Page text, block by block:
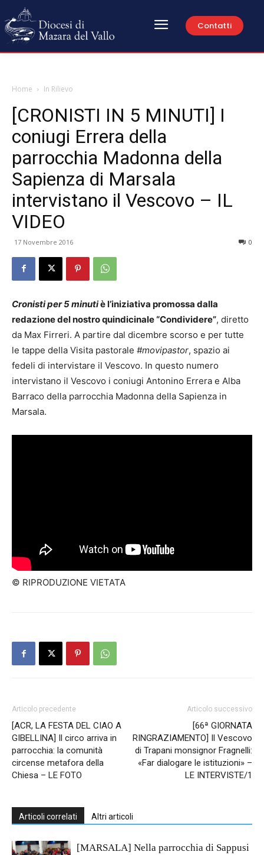
Contatti
Home In Rilievo
[CRONISTI IN 5 MINUTI] I
coniugi Errera della
parrocchia Madonna della
Sapienza di Marsala
intervistano il Vescovo – IL
VIDEO
17 Novembre 2016 0
Cronisti per 5 minutiè l’iniziativa promossa dalla
redazione del nostro quindicinale “Condividere”, diretto
da Max Firreri. A partire dal dicembre scorso e per tutte
le tappe della Visita pastorale #movipastor, spazio ai
fedeli di intervistare il Vescovo. In questo numero
intervistano il Vescovo i coniugi Antonino Errera e Alba
Barraco della parrocchia Madonna della Sapienza in
Marsala.
© RIPRODUZIONE VIETATA
Articolo precedente
[ACR, LA FESTA DEL CIAO A
GIBELLINA] Il circo arriva in
parrocchia: la comunità
circense metafora della
Chiesa – LE FOTO
Articolo successivo
[66ª GIORNATA
RINGRAZIAMENTO] Il Vescovo
di Trapani monsignor Fragnelli:
«Far dialogare le istituzioni» –
LE INTERVISTE/1
Articoli correlati Altri articoli
[MARSALA] Nella parrocchia di Sappusi